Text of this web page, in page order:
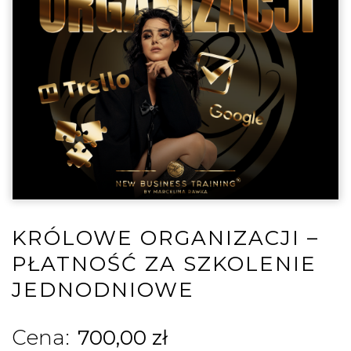
KRÓLOWE ORGANIZACJI –
PŁATNOŚĆ ZA SZKOLENIE
JEDNODNIOWE
700,00 zł